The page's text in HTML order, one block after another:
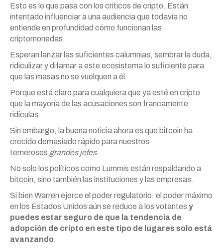
Esto es lo que pasa con los críticos de cripto. Están
intentado influenciar a una audiencia que todavía no
entiende en profundidad cómo funcionan las
criptomonedas.
Esperan lanzar las suficientes calumnias, sembrar la duda,
ridiculizar y difamar a este ecosistema lo suficiente para
que las masas no se vuelquen a él.
Porque está claro para cualquiera que ya esté en cripto
que la mayoría de las acusaciones son francamente
ridículas.
Sin embargo, la buena noticia ahora es que bitcoin ha
crecido demasiado rápido para nuestros
temerosos grandes jefes.
No solo los políticos como Lummis están respaldando a
bitcoin, sino también las instituciones y las empresas.
Si bien Warren ejerce el poder regulatorio, el poder máximo
en los Estados Unidos aún se reduce a los votantes y
puedes estar seguro de que la tendencia de
adopción de cripto en este tipo de lugares solo está
avanzando.